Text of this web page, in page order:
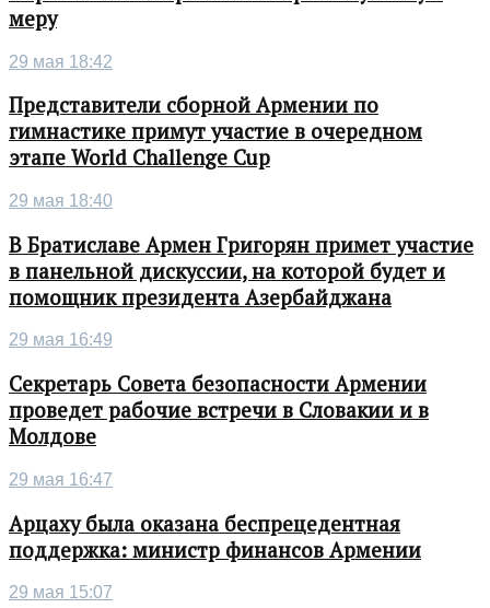
меру
29 мая 18:42
Представители сборной Армении по
гимнастике примут участие в очередном
этапе World Challenge Cup
29 мая 18:40
В Братиславе Армен Григорян примет участие
в панельной дискуссии, на которой будет и
помощник президента Азербайджана
29 мая 16:49
Секретарь Совета безопасности Армении
проведет рабочие встречи в Словакии и в
Молдове
29 мая 16:47
Арцаху была оказана беспрецедентная
поддержка: министр финансов Армении
29 мая 15:07